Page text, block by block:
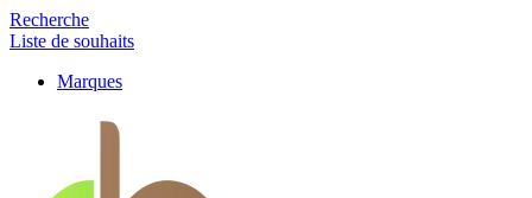
Recherche
Liste de souhaits
Marques